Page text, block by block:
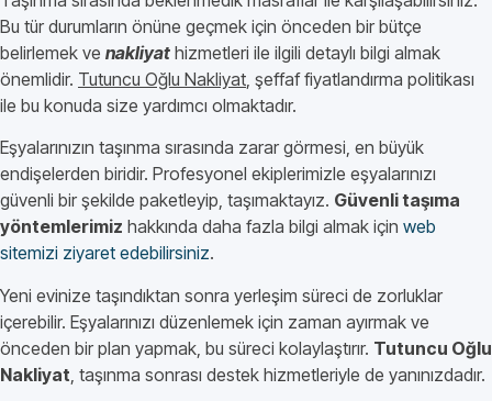
Bu tür durumların önüne geçmek için önceden bir bütçe
belirlemek ve nakliyat hizmetleri ile ilgili detaylı bilgi almak
önemlidir. Tutuncu Oğlu Nakliyat , şeffaf fiyatlandırma politikası
ile bu konuda size yardımcı olmaktadır.
Eşyalarınızın taşınma sırasında zarar görmesi, en büyük
endişelerden biridir. Profesyonel ekiplerimizle eşyalarınızı
güvenli bir şekilde paketleyip, taşımaktayız. Güvenli taşıma
yöntemlerimiz hakkında daha fazla bilgi almak için web
sitemizi ziyaret edebilirsiniz.
Yeni evinize taşındıktan sonra yerleşim süreci de zorluklar
içerebilir. Eşyalarınızı düzenlemek için zaman ayırmak ve
önceden bir plan yapmak, bu süreci kolaylaştırır. Tutuncu Oğlu
Nakliyat , taşınma sonrası destek hizmetleriyle de yanınızdadır.